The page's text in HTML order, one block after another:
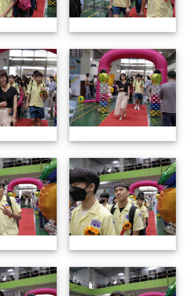
114年畢業典禮
114年畢業典禮
114年畢業典禮